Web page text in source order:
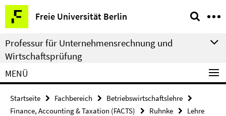
Springe
direkt
zu
Inhalt
Freie Universität Berlin
Service-
Navigation
Professur für Unternehmensrechnung und
Wirtschaftsprüfung
MENÜ
Startseite Fachbereich
Betriebswirtschaftslehre
Finance, Accounting & Taxation (FACTS)
Ruhnke
Lehre